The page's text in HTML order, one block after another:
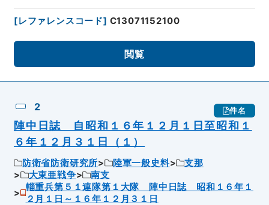
[レファレンスコード] C13071152100
閲覧
2 件名
陣中日誌 自昭和１６年１２月１日至昭和１
６年１２月３１日（１）
防衛省防衛研究所 陸軍一般史料
支那
大東亜戦争
南支
輜重兵第５１連隊第１大隊 陣中日誌 昭和１６年１
２月１日～１６年１２月３１日